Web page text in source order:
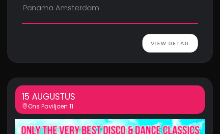
Panama Amsterdam
VIEW DETAIL
15 AUGUSTUS
Ons Paviljoen 11